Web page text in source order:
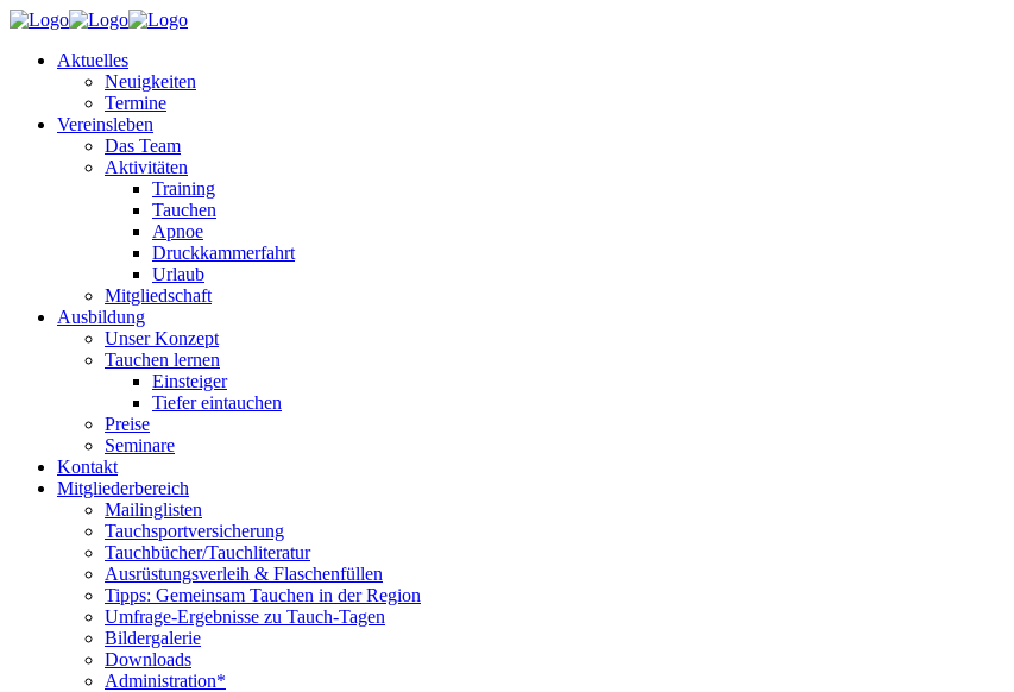
Aktuelles
Neuigkeiten
Termine
Vereinsleben
Das Team
Aktivitäten
Training
Tauchen
Apnoe
Druckkammerfahrt
Urlaub
Mitgliedschaft
Ausbildung
Unser Konzept
Tauchen lernen
Einsteiger
Tiefer eintauchen
Preise
Seminare
Kontakt
Mitgliederbereich
Mailinglisten
Tauchsportversicherung
Tauchbücher/Tauchliteratur
Ausrüstungsverleih & Flaschenfüllen
Tipps: Gemeinsam Tauchen in der Region
Umfrage-Ergebnisse zu Tauch-Tagen
Bildergalerie
Downloads
Administration*